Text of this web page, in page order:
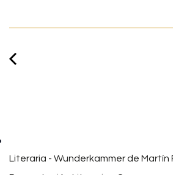
Literaria - Wunderkammer de